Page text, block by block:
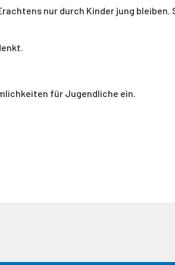
nur durch Kinder jung bleiben.
für Jugendliche ein.